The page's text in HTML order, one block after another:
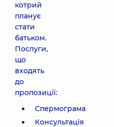
котрий
планує
стати
батьком.
Послуги,
що
входять
до
пропозиції:
Спермограма
Консультація